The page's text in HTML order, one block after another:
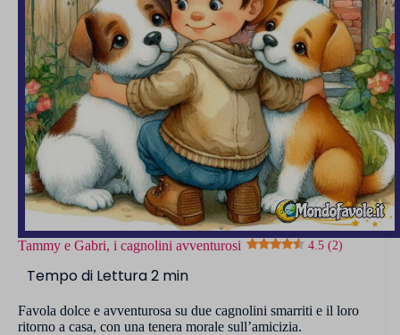
Tammy e Gabri, i cagnolini avventurosi 4.5 (2)
Favola dolce e avventurosa su due cagnolini smarriti e il loro
ritorno a casa, con una tenera morale sull’amicizia.